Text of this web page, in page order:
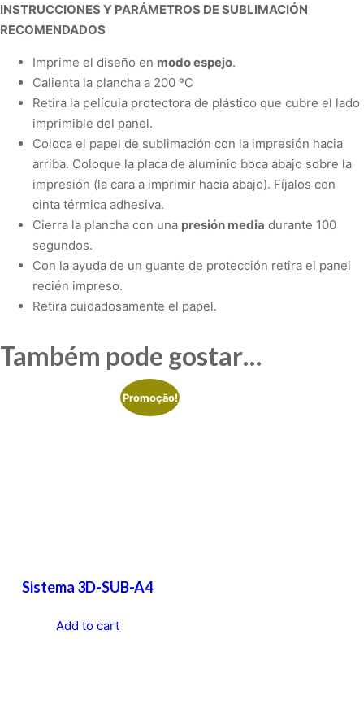
INSTRUCCIONES Y PARÁMETROS DE SUBLIMACIÓN
RECOMENDADOS
Imprime el diseño en modo espejo.
Calienta la plancha a 200 ºC
Retira la película protectora de plástico que cubre el lado
imprimible del panel.
Coloca el papel de sublimación con la impresión hacia
arriba. Coloque la placa de aluminio boca abajo sobre la
impresión (la cara a imprimir hacia abajo). Fíjalos con
cinta térmica adhesiva.
Cierra la plancha con una presión media durante 100
segundos.
Con la ayuda de un guante de protección retira el panel
recién impreso.
Retira cuidadosamente el papel.
Também pode gostar…
Promoção!
Sistema 3D-SUB-A4
Add to cart